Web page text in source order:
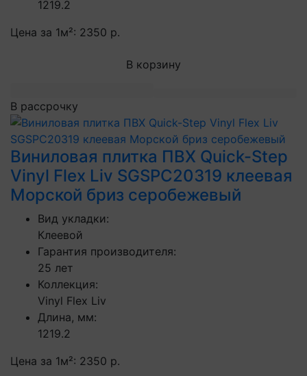
1219.2
Цена за 1м²: 2350 р.
В корзину
В рассрочку
Виниловая плитка ПВХ Quick-Step
Vinyl Flex Liv SGSPC20319 клеевая
Морской бриз серобежевый
Вид укладки:
Клеевой
Гарантия производителя:
25 лет
Коллекция:
Vinyl Flex Liv
Длина, мм:
1219.2
Цена за 1м²: 2350 р.